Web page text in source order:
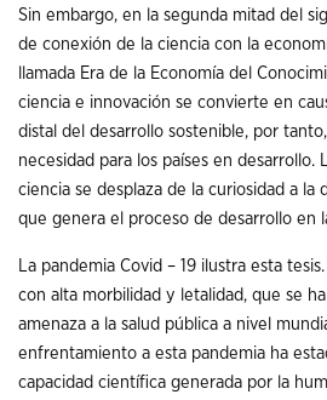
Sin embargo, en la segunda mitad del
de conexión de la ciencia con la
llamada Era de la Economía del
ciencia e innovación se convierte en
distal del desarrollo sostenible, por
necesidad para los países en desarrollo.
ciencia se desplaza de la curiosidad a
que genera el proceso de desarrollo en
La pandemia Covid – 19 ilustra esta
con alta morbilidad y letalidad, que se
amenaza a la salud pública a nivel
enfrentamiento a esta pandemia ha
capacidad científica generada por la